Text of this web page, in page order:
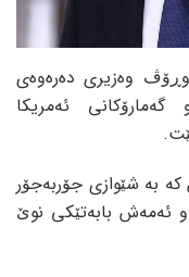
وەزیری دەرەوەی
ئەمریکا
بە شێوازی جۆربەجۆر
ئەمەش بابەتێکی نوێ